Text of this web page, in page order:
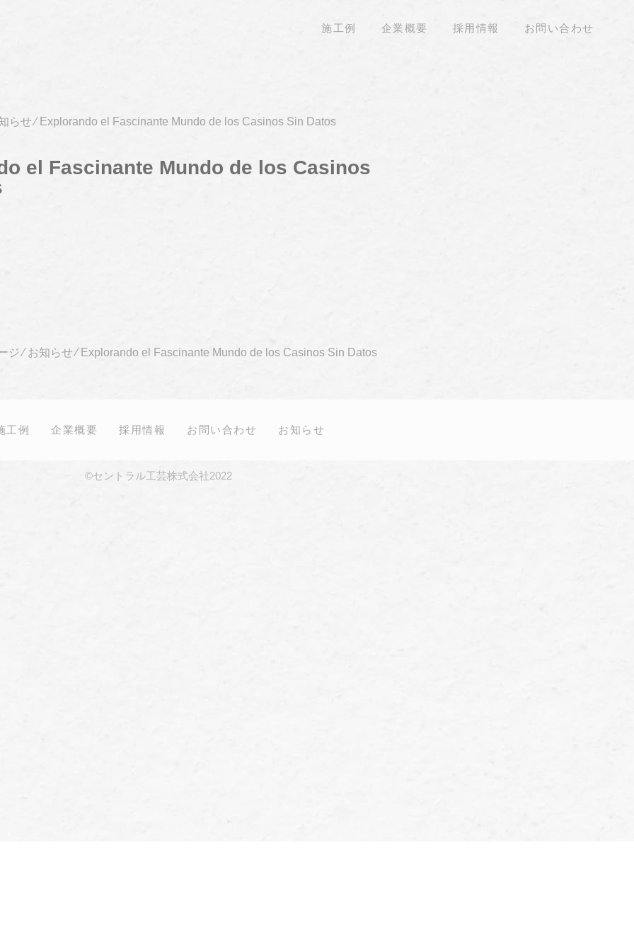
施工例 企業概要 採用情報 お問い合わせ
らせ⁄ Explorando el Fascinante Mundo de los Casinos Sin Datos
el Fascinante Mundo de los Casinos
ジ⁄ お知らせ⁄ Explorando el Fascinante Mundo de los Casinos Sin Datos
工例 企業概要 採用情報 お問い合わせ お知らせ
©セントラル工芸株式会社2022